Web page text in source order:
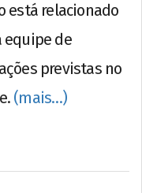
está relacionado
equipe de
previstas no
(mais…)